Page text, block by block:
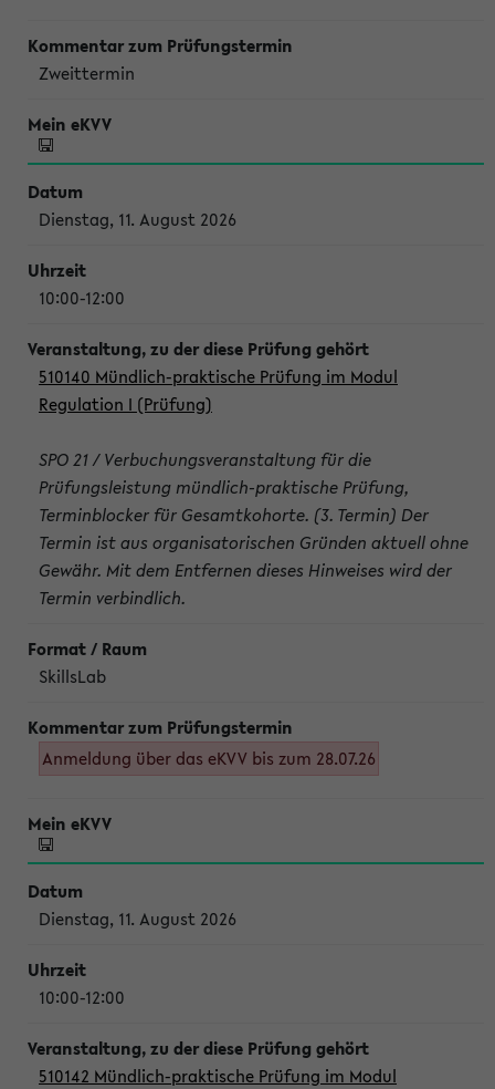
Zweittermin
Dienstag, 11. August 2026
10:00-12:00
510140 Mündlich-praktische Prüfung im Modul
Regulation I (Prüfung)
SPO 21 / Verbuchungsveranstaltung für die
Prüfungsleistung mündlich-praktische Prüfung,
Terminblocker für Gesamtkohorte. (3. Termin) Der
Termin ist aus organisatorischen Gründen aktuell ohne
Gewähr. Mit dem Entfernen dieses Hinweises wird der
Termin verbindlich.
SkillsLab
Anmeldung über das eKVV bis zum 28.07.26
Dienstag, 11. August 2026
10:00-12:00
510142 Mündlich-praktische Prüfung im Modul